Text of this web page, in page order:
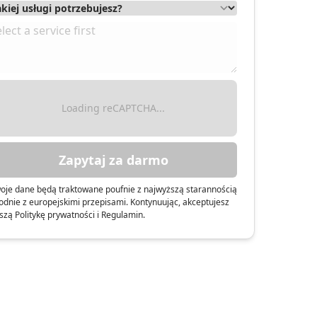
Loading reCAPTCHA...
Zapytaj za darmo
dane będą traktowane poufnie z najwyższą starannością
z europejskimi przepisami. Kontynuując, akceptujesz
Politykę prywatności i Regulamin.